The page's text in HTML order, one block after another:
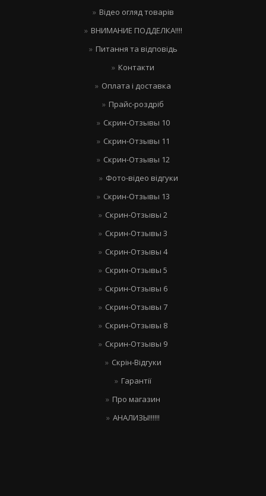
Відео огляд товарів
ВНИМАНИЕ ПОДДЕЛКА!!!!
Питання та відповідь
Контакти
Оплата і доставка
Прайс-роздріб
Скрин-Отзывы 10
Скрин-Отзывы 11
Скрин-Отзывы 12
Фото-відео відгуки
Скрин-Отзывы 13
Скрин-Отзывы 2
Скрин-Отзывы 3
Скрин-Отзывы 4
Скрин-Отзывы 5
Скрин-Отзывы 6
Скрин-Отзывы 7
Скрин-Отзывы 8
Скрин-Отзывы 9
Скрін-Відгуки
Гарантії
Про магазин
АНАЛИЗЫ!!!!!!